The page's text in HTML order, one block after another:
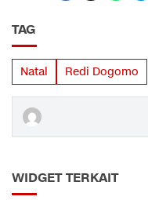
TAG
Natal Redi Dogomo
WIDGET TERKAIT